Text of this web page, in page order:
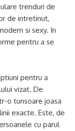
trenduri de
de intretinut,
si sexy. In
pentru a se
pentru a
vizat. De
o tunsoare joasa
exacte. Este, de
cu parul